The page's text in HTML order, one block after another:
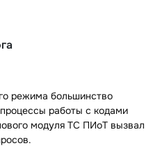
режима большинство
работы с кодами
модуля ТС ПИоТ вызвал